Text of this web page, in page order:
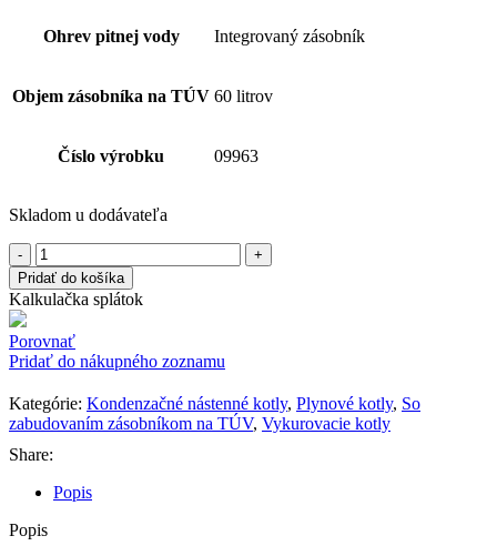
Ohrev pitnej vody Integrovaný zásobník
Objem zásobníka na TÚV 60 litrov
Číslo výrobku 09963
Skladom u dodávateľa
množstvo
ATTACK
Condensing
KZT
Pridať do košíka
Kalkulačka splátok
Porovnať
Pridať do nákupného zoznamu
Kategórie: Kondenzačné nástenné kotly, Plynové kotly, So
zabudovaním zásobníkom na TÚV, Vykurovacie kotly
Share:
Popis
Popis